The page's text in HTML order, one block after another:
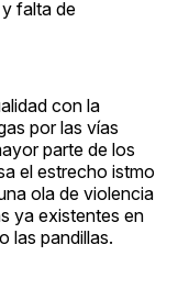
falta de
con la
por las vías
parte de los
el estrecho istmo
ola de violencia
ya existentes en
las pandillas.